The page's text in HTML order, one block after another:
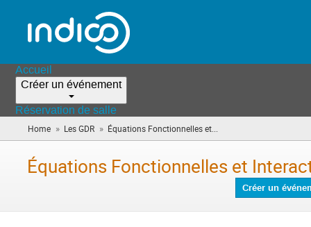
Accueil
Créer un événement
Réservation de salle
Home » Les GDR » Équations Fonctionnelles et...
êtes
Équations Fonctionnelles et
Créer un